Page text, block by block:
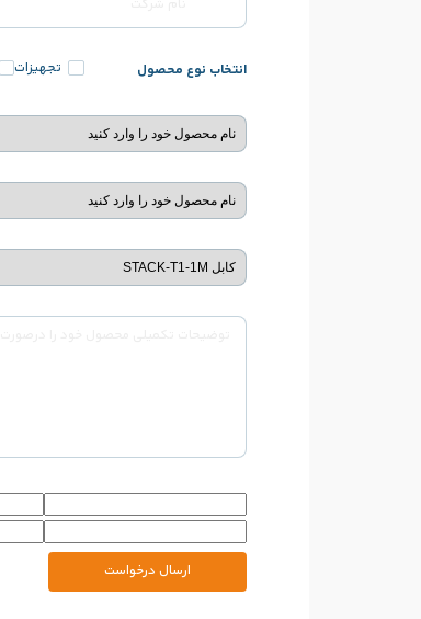
انتخاب نوع محصول تجهیزات
ارسال درخواست